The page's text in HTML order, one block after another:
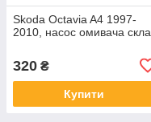
Skoda Octavia A4 1997-
2010, насос омивача скла
320 ₴
Купити